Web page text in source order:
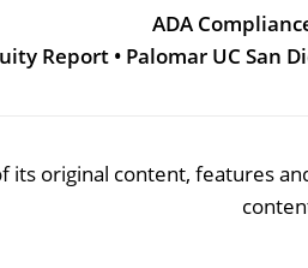
ADA
Report • Palomar UC San
its original content, features